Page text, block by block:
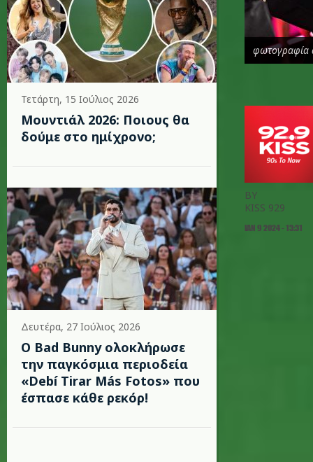
Τετάρτη, 15 Ιούλιος 2026
Μουντιάλ 2026: Ποιους θα
δούμε στο ημίχρονο;
Δευτέρα, 27 Ιούλιος 2026
Ο Bad Bunny ολοκλήρωσε
την παγκόσμια περιοδεία
«Debí Tirar Más Fotos» που
έσπασε κάθε ρεκόρ!
φωτογραφία
BY
KISS 929
ΙΑΝ 9 2024 - 13:31